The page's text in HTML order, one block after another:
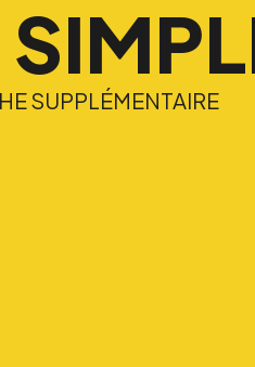
SUPPLÉMENTAIRE